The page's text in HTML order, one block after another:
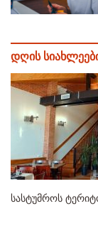
დღის
სასტუმროს